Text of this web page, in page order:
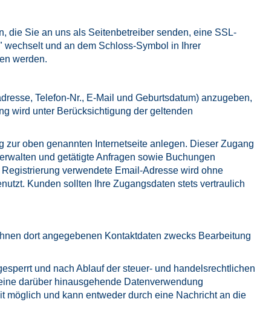
die Sie an uns als Seitenbetreiber senden, eine SSL-
und an dem Schloss-Symbol in Ihrer
werden.
Telefon-Nr., E-Mail und Geburtsdatum) anzugeben,
wird unter Berücksichtigung der geltenden
oben genannten Internetseite anlegen. Dieser Zugang
und getätigte Anfragen sowie Buchungen
verwendete Email-Adresse wird ohne
Kunden sollten Ihre Zugangsdaten stets vertraulich
dort angegebenen Kontaktdaten zwecks Bearbeitung
und nach Ablauf der steuer- und handelsrechtlichen
darüber hinausgehende Datenverwendung
möglich und kann entweder durch eine Nachricht an die